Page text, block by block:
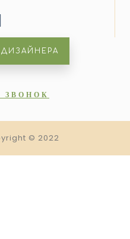
ДИЗАЙНЕРА
ЗВОНОК
© 2022